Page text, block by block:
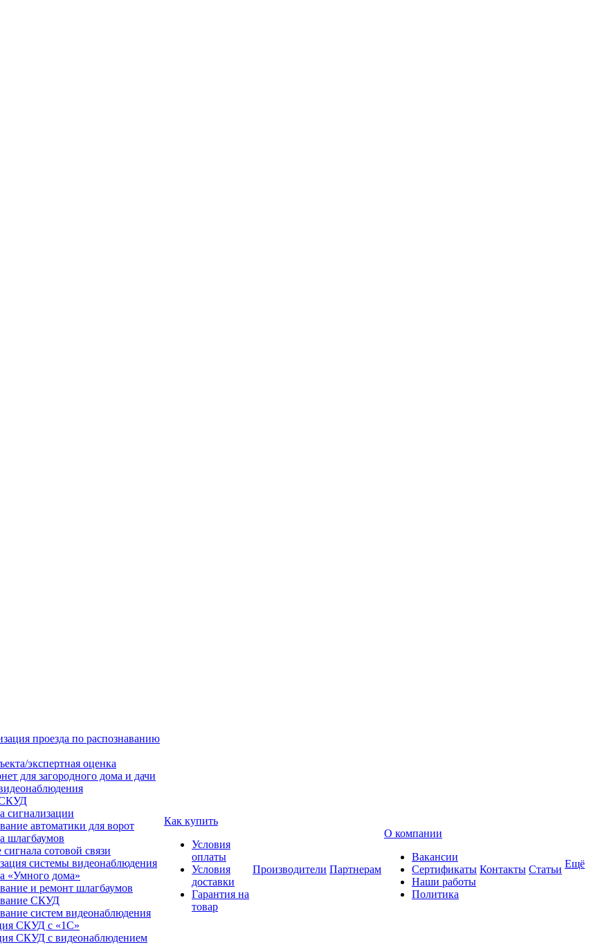
проезда по распознаванию
экспертная оценка
для загородного дома и дачи
сигнализации
автоматики для ворот
шлагбаумов
сотовой связи
системы видеонаблюдения
«Умного дома»
и ремонт шлагбаумов
СКУД
систем видеонаблюдения
СКУД с «1С»
СКУД с видеонаблюдением
Как купить
Условия
оплаты
Условия
доставки
Гарантия на
товар
Производители Партнерам
О компании
Вакансии
Сертификаты
Наши работы
Политика
Контакты Статьи Ещё